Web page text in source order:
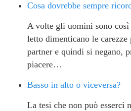
Cosa dovrebbe sempre
A volte gli uomini sono così
letto dimenticano le
partner e quindi si negano,
piacere…
Basso in alto o viceversa?
La tesi che non può esserci